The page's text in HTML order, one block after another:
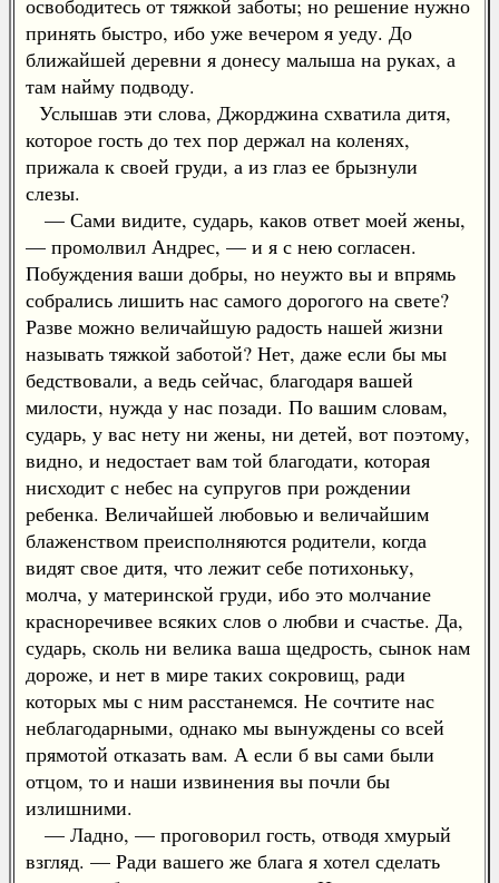
освободитесь от тяжкой заботы; но решение нужно
принять быстро, ибо уже вечером я уеду. До
ближайшей деревни я донесу малыша на руках, а
там найму подводу.
Услышав эти слова, Джорджина схватила дитя,
которое гость до тех пор держал на коленях,
прижала к своей груди, а из глаз ее брызнули
слезы.
— Сами видите, сударь, каков ответ моей жены,
— промолвил Андрес, — и я с нею согласен.
Побуждения ваши добры, но неужто вы и впрямь
собрались лишить нас самого дорогого на свете?
Разве можно величайшую радость нашей жизни
называть тяжкой заботой? Нет, даже если бы мы
бедствовали, а ведь сейчас, благодаря вашей
милости, нужда у нас позади. По вашим словам,
сударь, у вас нету ни жены, ни детей, вот поэтому,
видно, и недостает вам той благодати, которая
нисходит с небес на супругов при рождении
ребенка. Величайшей любовью и величайшим
блаженством преисполняются родители, когда
видят свое дитя, что лежит себе потихоньку,
молча, у материнской груди, ибо это молчание
красноречивее всяких слов о любви и счастье. Да,
сударь, сколь ни велика ваша щедрость, сынок нам
дороже, и нет в мире таких сокровищ, ради
которых мы с ним расстанемся. Не сочтите нас
неблагодарными, однако мы вынуждены со всей
прямотой отказать вам. А если б вы сами были
отцом, то и наши извинения вы почли бы
излишними.
— Ладно, — проговорил гость, отводя хмурый
взгляд. — Ради вашего же блага я хотел сделать